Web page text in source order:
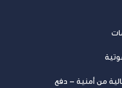
من أمنية – دفع